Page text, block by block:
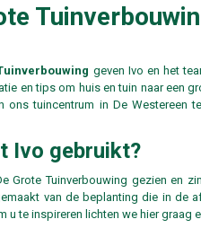
geven Ivo en het
en tips om huis en tuin naar een
ons tuincentrum in De
Ivo gebruikt?
Grote Tuinverbouwing gezien en
van de beplanting die in de
u te inspireren lichten we hier graag